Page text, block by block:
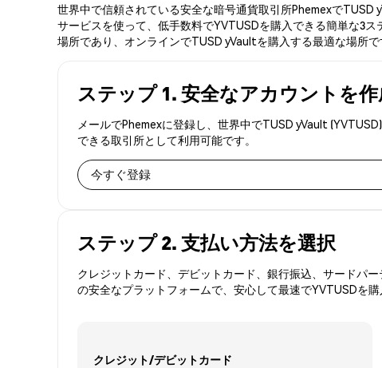
世界中で信頼されている安全な暗号通貨取引所Phemexで
サービスを使って、低手数料でYVTUSDを購入できる簡単な3
場所であり、オンラインでTUSD yVaultを購入する最適な場所で
ステップ 1. 安全なアカウントを
メールでPhemexに登録し、世界中でTUSD yVault
できる取引所として利用可能です。
今すぐ登録
ステップ 2. 支払い方法を選択
クレジットカード、デビットカード、銀行振込、サードパ
の安全なプラットフォームで、安心して最速でYVTUSDを購
クレジット/デビットカード